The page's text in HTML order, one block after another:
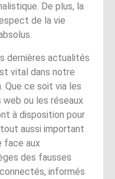
De plus, la
de la vie
dernières actualités
vital dans notre
Que ce soit via les
web ou les réseaux
à disposition pour
aussi important
face aux
des fausses
informés